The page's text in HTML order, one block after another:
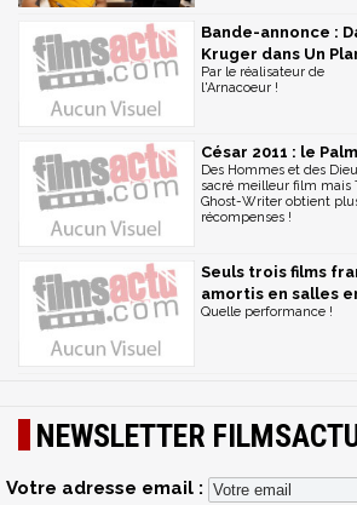
Bande-annonce :
Kruger dans Un
Par le réalisateur de
l'Arnacoeur !
César 2011 : le
Des Hommes et des
sacré meilleur film mais
Ghost-Writer obtient
récompenses !
Seuls trois films
amortis en salles
Quelle performance !
NEWSLETTER
Votre adresse email :